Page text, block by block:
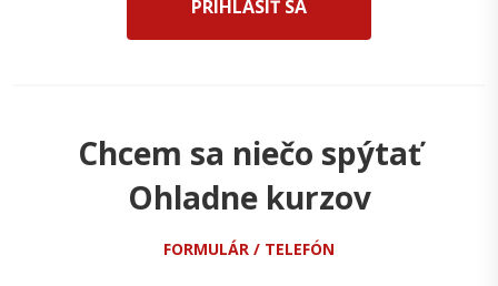
PRIHLÁSIŤ SA
Chcem sa niečo spýtať
Ohladne kurzov
FORMULÁR / TELEFÓN